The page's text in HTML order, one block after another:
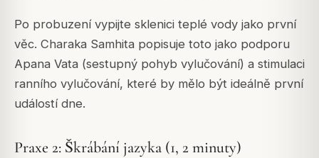
Po probuzení vypijte sklenici teplé vody jako první
věc. Charaka Samhita popisuje toto jako podporu
Apana Vata (sestupný pohyb vylučování) a stimulaci
ranního vylučování, které by mělo být ideálně první
událostí dne.
Praxe 2: Škrábání jazyka (1, 2 minuty)